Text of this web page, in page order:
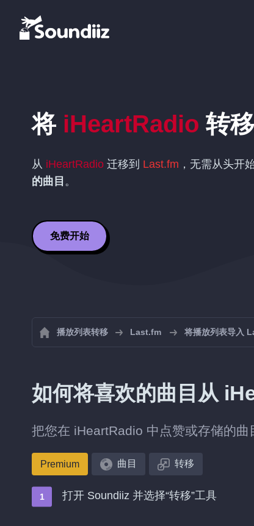
将 iHeartRadio 转
从 iHeartRadio 迁移到 Last.fm ，无需从头开
的曲目 。
免费开始
播放列表转移 Last.fm 将播放列表导入
如何将喜欢的曲目从
把您在 iHeartRadio 中点赞或存储的曲
Premium 曲目 转移
打开 Soundiiz 并选择“转移”工具